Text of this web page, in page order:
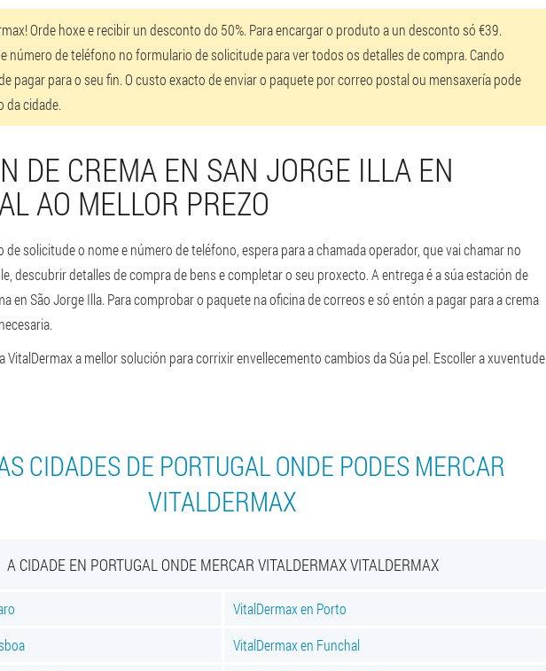
Orde hoxe e recibir un desconto do 50%. Para encargar o produto a un desconto só €39.
número de teléfono no formulario de solicitude para ver todos os detalles de compra. Cando
pagar para o seu fin. O custo exacto de enviar o paquete por correo postal ou mensaxería pode
da cidade.
DE CREMA EN SAN JORGE ILLA EN
AO MELLOR PREZO
solicitude o nome e número de teléfono, espera para a chamada operador, que vai chamar no
descubrir detalles de compra de bens e completar o seu proxecto. A entrega é a súa estación de
en São Jorge Illa. Para comprobar o paquete na oficina de correos e só entón a pagar para a crema
VitalDermax a mellor solución para corrixir envellecemento cambios da Súa pel. Escoller a xuventude
CIDADES DE PORTUGAL ONDE PODES MERCAR
VITALDERMAX
A CIDADE EN PORTUGAL ONDE MERCAR VITALDERMAX VITALDERMAX
VitalDermax en Porto
VitalDermax en Funchal